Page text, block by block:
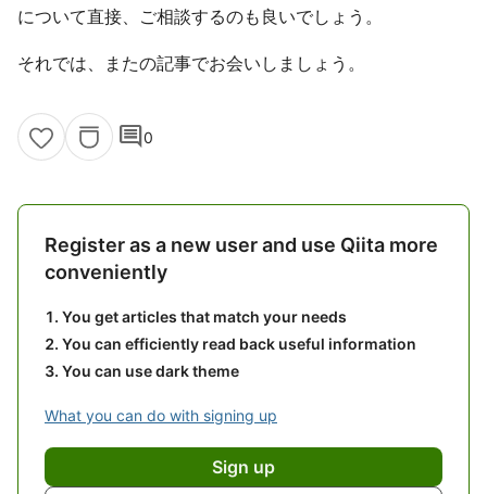
について直接、ご相談するのも良いでしょう。
それでは、またの記事でお会いしましょう。
comment0
Register as a new user and use Qiita more
conveniently
You get articles that match your needs
You can efficiently read back useful information
You can use dark theme
What you can do with signing up
Sign up